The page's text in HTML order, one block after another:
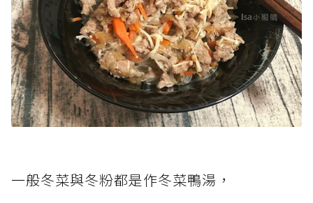
一般冬菜與冬粉都是作冬菜鴨湯，